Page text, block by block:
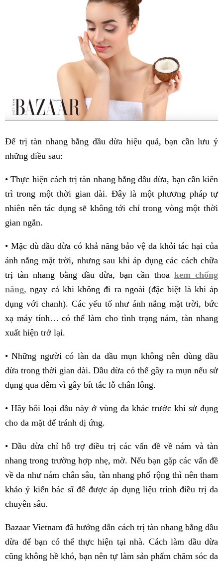
Để trị tàn nhang bằng dầu dừa hiệu quả, bạn cần lưu ý
những điều sau:
• Thực hiện cách trị tàn nhang bằng dầu dừa, bạn cần kiên
trì trong một thời gian dài. Đây là một phương pháp tự
nhiên nên tác dụng sẽ không tới chỉ trong vòng một thời
gian ngắn.
• Mặc dù dầu dừa có khả năng bảo vệ da khỏi tác hại của
ánh nắng mặt trời, nhưng sau khi áp dụng các cách chữa
trị tàn nhang bằng dầu dừa, bạn cần thoa kem chống
nắng, ngay cả khi không đi ra ngoài (đặc biệt là khi áp
dụng với chanh). Các yếu tố như ánh nắng mặt trời, bức
xạ máy tính… có thể làm cho tình trạng nám, tàn nhang
xuất hiện trở lại.
• Những người có làn da dầu mụn không nên dùng dầu
dừa trong thời gian dài. Dầu dừa có thể gây ra mụn nếu sử
dụng qua đêm vì gây bít tắc lỗ chân lông.
• Hãy bôi loại dầu này ở vùng da khác trước khi sử dụng
cho da mặt để tránh dị ứng.
• Dầu dừa chỉ hỗ trợ điều trị các vấn đề về nám và tàn
nhang trong trường hợp nhẹ, mờ. Nếu bạn gặp các vấn đề
về da như nám chân sâu, tàn nhang phổ rộng thì nên tham
khảo ý kiến bác sĩ để được áp dụng liệu trình điều trị da
chuyên sâu.
Bazaar Vietnam đã hướng dẫn cách trị tàn nhang bằng dầu
dừa để bạn có thể thực hiện tại nhà. Cách làm dầu dừa
cũng không hề khó, bạn nên tự làm sản phẩm chăm sóc da